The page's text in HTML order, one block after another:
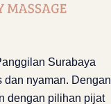
Surabaya
dan nyaman. Dengan
dengan pilihan pijat